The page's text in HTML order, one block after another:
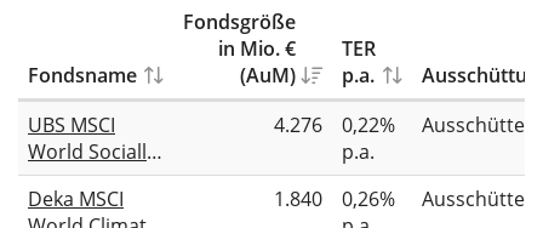
Fondsname
Fondsgröße
in Mio. €
(AuM)
TER
p.a.
UBS MSCI
World Socially
Responsible
UCITS ETF USD
4.276
0,22%
p.a.
Deka MSCI
1.840
0,26%